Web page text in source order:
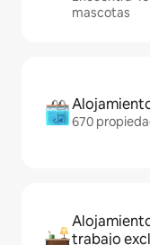
mascotas
670
trabajo